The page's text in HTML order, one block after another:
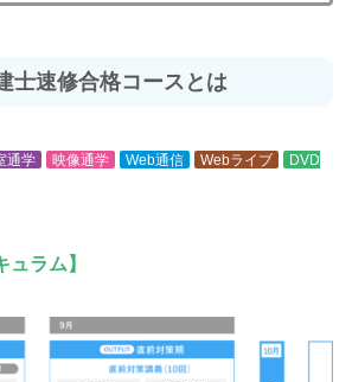
士速修合格コースとは
通学 映像通学 Web通信 Webライブ DVD
ュラム】